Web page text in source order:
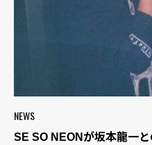
NEWS
SE SO NEONが坂本龍一